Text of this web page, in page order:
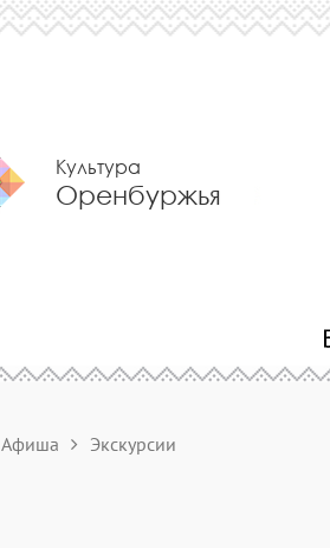
Культура
Оренбуржья
Афиша Экскурсии